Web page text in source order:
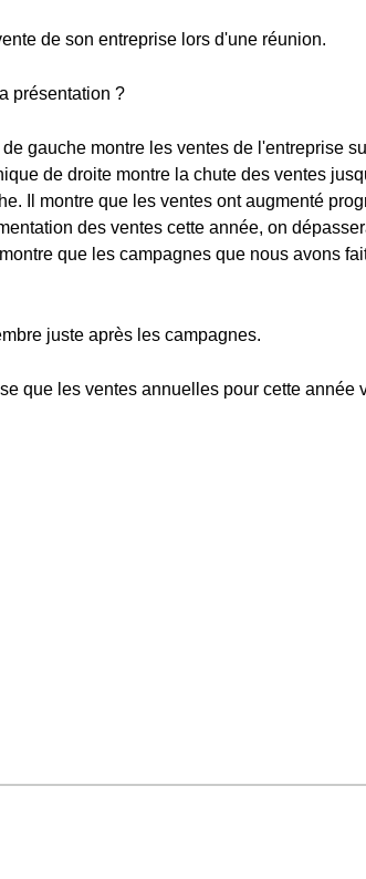
de son entreprise lors d'une réunion.
présentation ?
gauche montre les ventes de l'entreprise
de droite montre la chute des ventes
Il montre que les ventes ont augmenté
des ventes cette année, on
que les campagnes que nous avons
juste après les campagnes.
que les ventes annuelles pour cette année